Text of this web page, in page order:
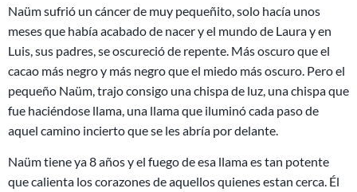
Naüm sufrió un cáncer de muy pequeñito, solo hacía unos
meses que había acabado de nacer y el mundo de Laura y en
Luis, sus padres, se oscureció de repente. Más oscuro que el
cacao más negro y más negro que el miedo más oscuro. Pero el
pequeño Naüm, trajo consigo una chispa de luz, una chispa que
fue haciéndose llama, una llama que iluminó cada paso de
aquel camino incierto que se les abría por delante.
Naüm tiene ya 8 años y el fuego de esa llama es tan potente
que calienta los corazones de aquellos quienes estan cerca. Él